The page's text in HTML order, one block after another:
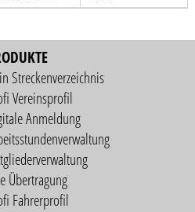
Streckenverzeichnis
Vereinsprofil
Anmeldung
Übertragung
Fahrerprofil